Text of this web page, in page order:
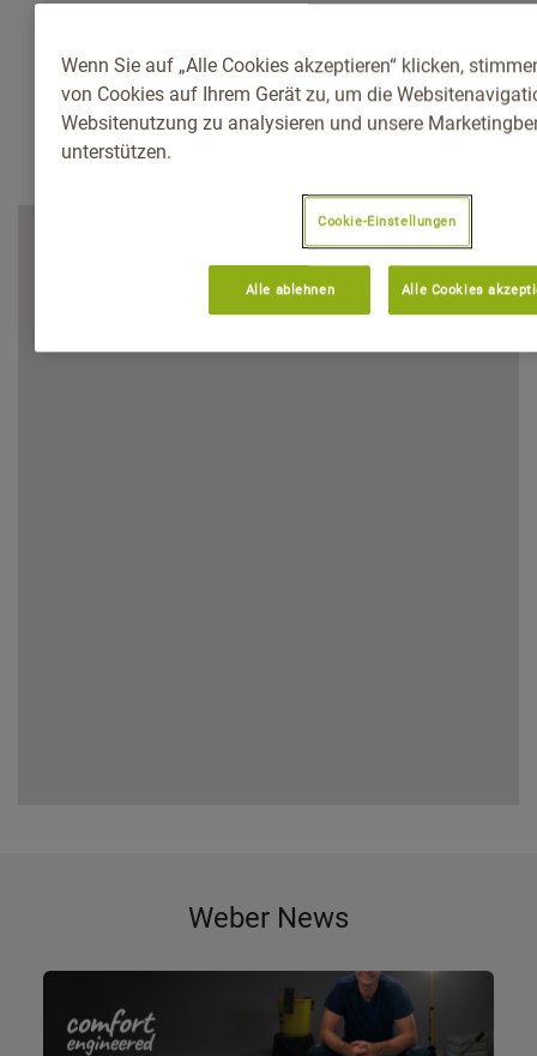
Weber News
Wenn Sie auf „Alle Cookies akzeptieren“ klicken,
von Cookies auf Ihrem Gerät zu, um die
Websitenutzung zu analysieren und unsere
unterstützen.
Cookie-Einstellungen
Alle ablehnen Alle Cookies